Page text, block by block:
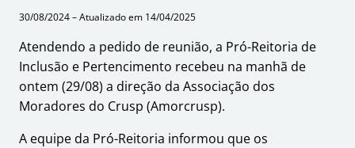
30/08/2024 – Atualizado em 14/04/2025
Atendendo a pedido de reunião, a Pró-Reitoria de
Inclusão e Pertencimento recebeu na manhã de
ontem (29/08) a direção da Associação dos
Moradores do Crusp (Amorcrusp).
A equipe da Pró-Reitoria informou que os